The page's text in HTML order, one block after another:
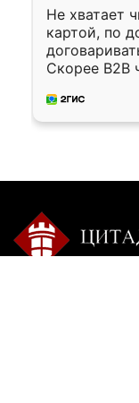
Не хватает
картой, по
Скорее B2B